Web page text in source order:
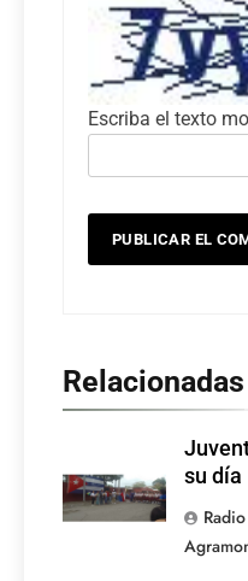
Escriba el texto
Relacionadas
su día